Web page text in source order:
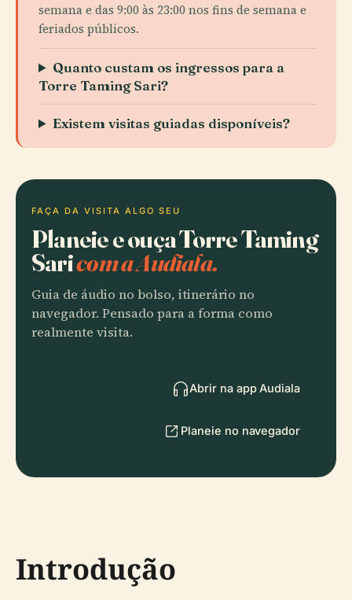
semana e das 9:00 às 23:00 nos fins de semana e
feriados públicos.
Quanto custam os ingressos para a
Torre Taming Sari?
Existem visitas guiadas disponíveis?
FAÇA DA VISITA ALGO SEU
Planeie e ouça Torre Taming
Saricom a Audiala.
Guia de áudio no bolso, itinerário no
navegador. Pensado para a forma como
realmente visita.
Abrir na app Audiala
Planeie no navegador
Introdução